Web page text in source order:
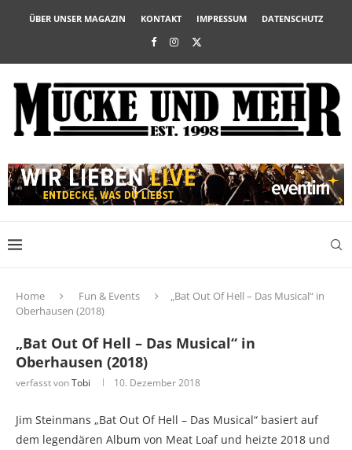
ÜBER UNSER MAGAZIN KONTAKT IMPRESSUM DATENSCHUTZ
Home Fun & Events
„Bat Out Of Hell – Das Musical“ in
Oberhausen (2018)
„Bat Out Of Hell – Das Musical“ in
Oberhausen (2018)
verfasst vonTobi 10. Dezember 2018
Jim Steinmans „Bat Out Of Hell – Das Musical“ basiert auf
dem legendären Album von Meat Loaf und heizte 2018 und